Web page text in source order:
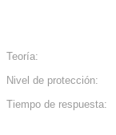
Teoría:
Nivel de protección:
Tiempo de respuesta: